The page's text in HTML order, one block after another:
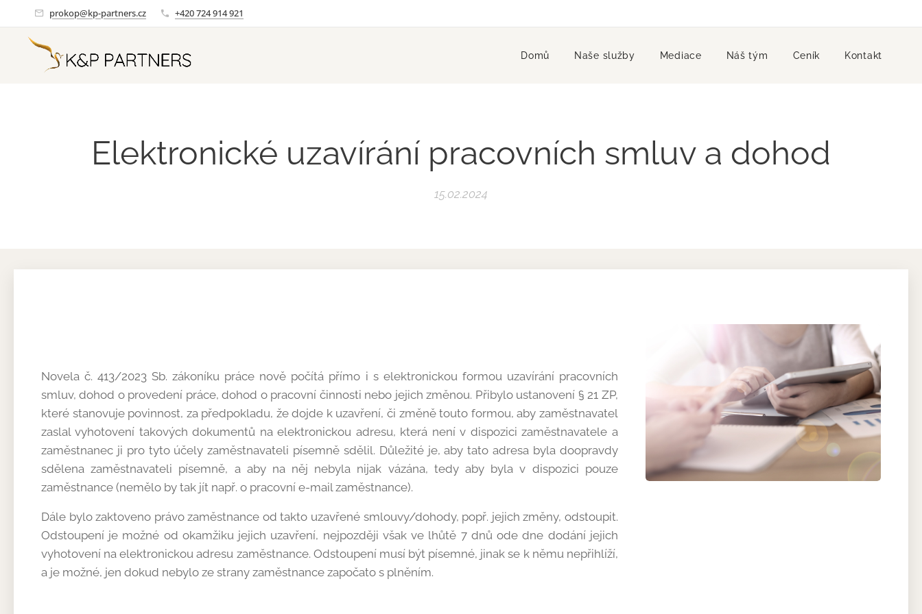
prokop@kp-partners.cz +420 724 914 921
Domů Naše služby Mediace Náš tým Ceník Kontakt
Elektronické uzavírání pracovních smluv a dohod
15.02.2024
Novela č. 413/2023 Sb. zákoníku práce nově počítá přímo i s elektronickou formou uzavírání pracovních
smluv, dohod o provedení práce, dohod o pracovní činnosti nebo jejich změnou. Přibylo ustanovení § 21 ZP,
které stanovuje povinnost, za předpokladu, že dojde k uzavření, či změně touto formou, aby zaměstnavatel
zaslal vyhotovení takových dokumentů na elektronickou adresu, která není v dispozici zaměstnavatele a
zaměstnanec ji pro tyto účely zaměstnavateli písemně sdělil. Důležité je, aby tato adresa byla doopravdy
sdělena zaměstnavateli písemně, a aby na něj nebyla nijak vázána, tedy aby byla v dispozici pouze
zaměstnance (nemělo by tak jít např. o pracovní e-mail zaměstnance).
Dále bylo zaktoveno právo zaměstnance od takto uzavřené smlouvy/dohody, popř. jejich změny, odstoupit.
Odstoupení je možné od okamžiku jejich uzavření, nejpozději však ve lhůtě 7 dnů ode dne dodání jejich
vyhotovení na elektronickou adresu zaměstnance. Odstoupení musí být písemné, jinak se k němu nepřihlíží,
a je možné, jen dokud nebylo ze strany zaměstnance započato s plněním.